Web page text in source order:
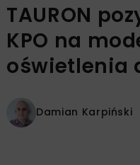
TAURON
KPO na
oświetlenia
Damian Karpiński